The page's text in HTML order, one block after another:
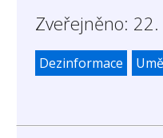
Zveřejněno:
Dezinformace